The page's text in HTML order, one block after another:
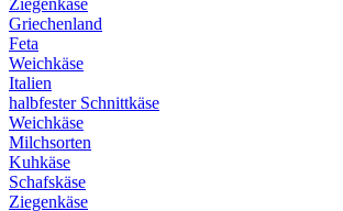
Ziegenkäse
Griechenland
Feta
Weichkäse
Italien
halbfester Schnittkäse
Weichkäse
Milchsorten
Kuhkäse
Schafskäse
Ziegenkäse